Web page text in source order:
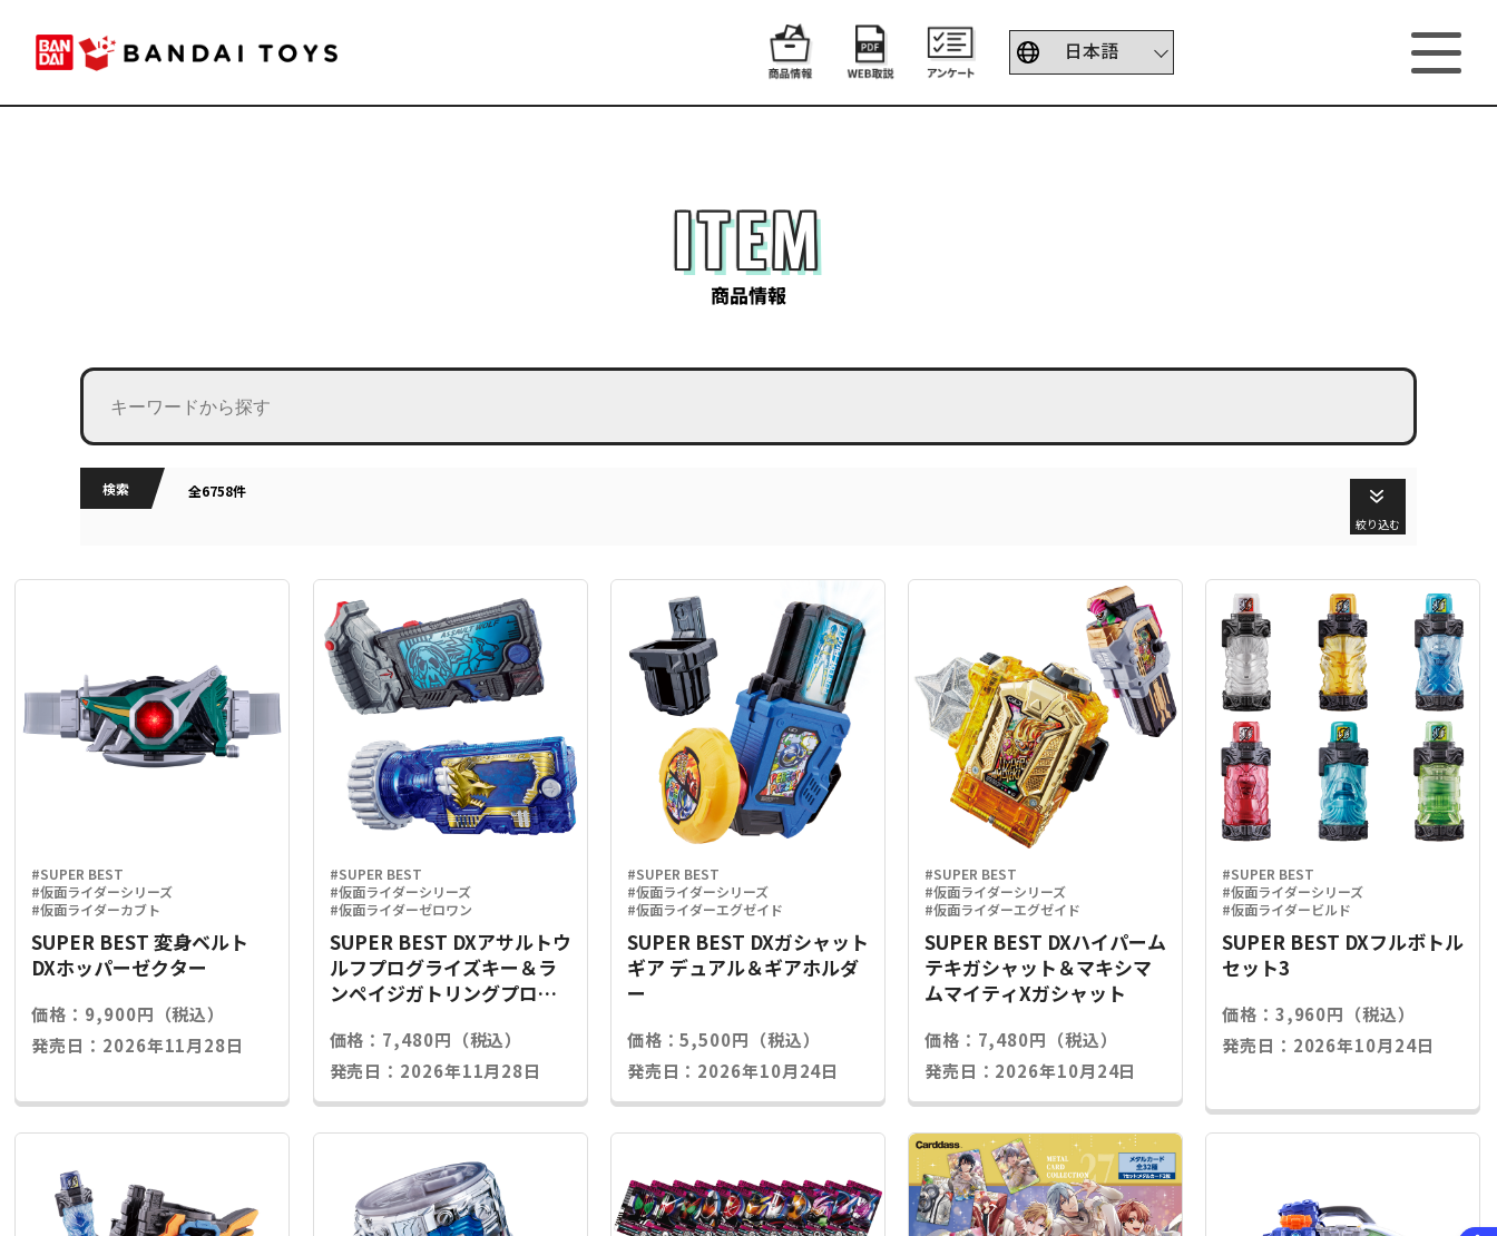
ITEM
商品情報
検索 全6758件
絞り込む
#SUPER BEST
#仮面ライダーシリーズ
#仮面ライダーカブト
SUPER BEST 変身ベルト
DXホッパーゼクター
価格：9,900円（税込）
発売日：2026年11月28日
#SUPER BEST
#仮面ライダーシリーズ
#仮面ライダーゼロワン
SUPER BEST DXアサルトウ
ルフプログライズキー＆ラ
ンペイジガトリングプログ
価格：7,480円（税込）
発売日：2026年11月28日
#SUPER BEST
#仮面ライダーシリーズ
#仮面ライダーエグゼイド
SUPER BEST DXガシャット
ギア デュアル＆ギアホルダ
ー
価格：5,500円（税込）
発売日：2026年10月24日
#SUPER BEST
#仮面ライダーシリーズ
#仮面ライダーエグゼイド
SUPER BEST DXハイパーム
テキガシャット＆マキシマ
ムマイティXガシャット
価格：7,480円（税込）
発売日：2026年10月24日
#SUPER BEST
#仮面ライダーシリーズ
#仮面ライダービルド
SUPER BEST DXフルボトル
セット3
価格：3,960円（税込）
発売日：2026年10月24日